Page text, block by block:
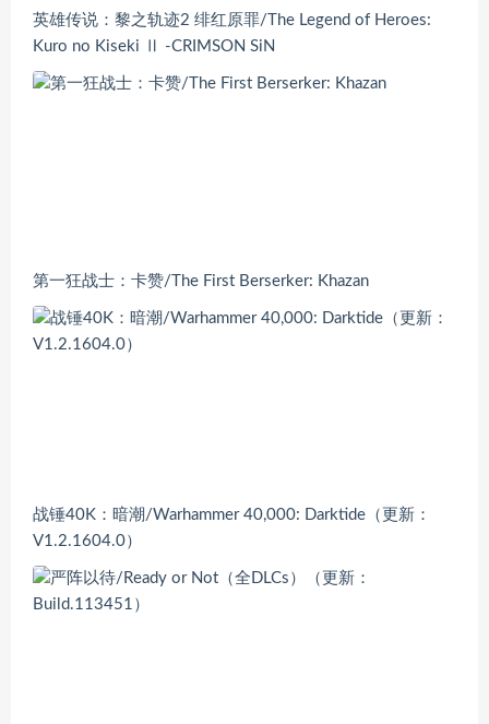
英雄传说：黎之轨迹2 绯红原罪/The Legend of Heroes:
Kuro no Kiseki Ⅱ -CRIMSON SiN
第一狂战士：卡赞/The First Berserker: Khazan
战锤40K：暗潮/Warhammer 40,000: Darktide（更新：
V1.2.1604.0）